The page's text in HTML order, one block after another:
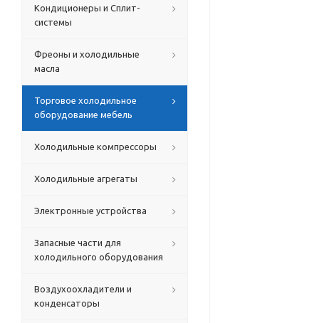
Кондиционеры и Сплит-
системы
Фреоны и холодильные
масла
Торговое холодильное
оборудование мебель
Холодильные компрессоры
Холодильные агрегаты
Электронные устройства
Запасные части для
холодильного оборудования
Воздухоохладители и
конденсаторы